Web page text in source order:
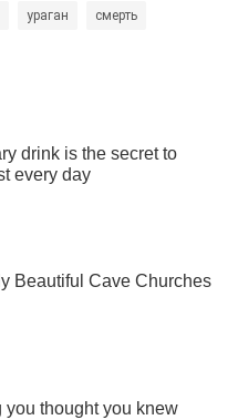
ураган смерть